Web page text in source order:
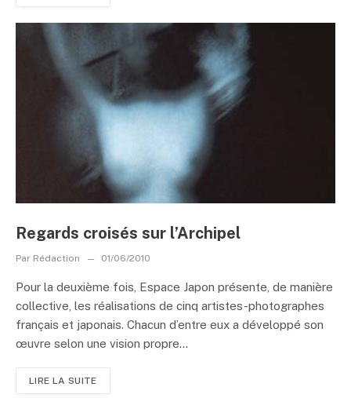
Regards croisés sur l’Archipel
Par Rédaction 01/06/2010
Pour la deuxième fois, Espace Japon présente, de manière
collective, les réalisations de cinq artistes-photographes
français et japonais. Chacun d’entre eux a développé son
œuvre selon une vision propre...
LIRE LA SUITE